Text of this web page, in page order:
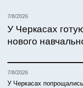
7/8/2026
У Черкасах
нового
7/8/2026
У Черкасах